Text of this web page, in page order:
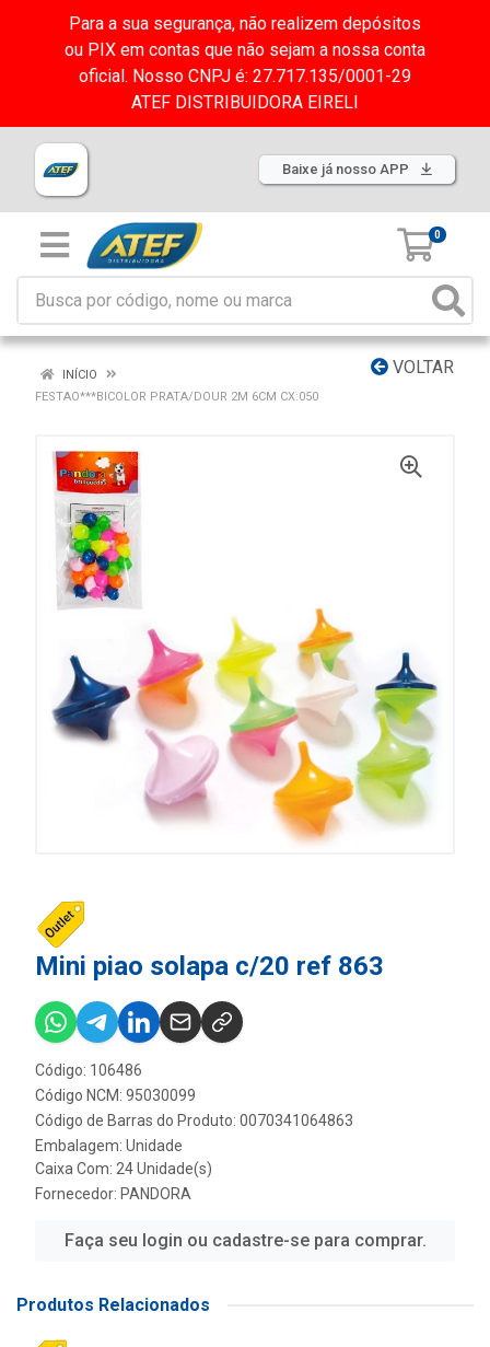
Para a sua segurança, não realizem depósitos
ou PIX em contas que não sejam a nossa conta
oficial. Nosso CNPJ é: 27.717.135/0001-29
ATEF DISTRIBUIDORA EIRELI
Baixe já nosso APP
0
VOLTAR
INÍCIO
FESTAO***BICOLOR PRATA/DOUR 2M 6CM CX:050
Mini piao solapa c/20 ref 863
Código: 106486
Código NCM: 95030099
Código de Barras do Produto: 0070341064863
Embalagem: Unidade
Caixa Com: 24 Unidade(s)
Fornecedor: PANDORA
Faça seu login ou cadastre-se para comprar.
Produtos Relacionados